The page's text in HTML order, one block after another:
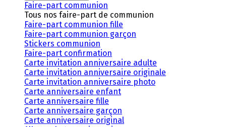
Faire-part communion
Tous nos faire-part de communion
Faire-part communion fille
Faire-part communion garçon
Stickers communion
Faire-part confirmation
Carte invitation anniversaire adulte
Carte invitation anniversaire originale
Carte invitation anniversaire photo
Carte anniversaire enfant
Carte anniversaire fille
Carte anniversaire garçon
Carte anniversaire original